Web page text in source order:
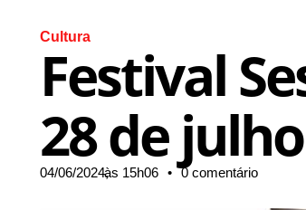
Cultura
Festival
28 de julho
04/06/2024,às 15h06 • 0 comentário